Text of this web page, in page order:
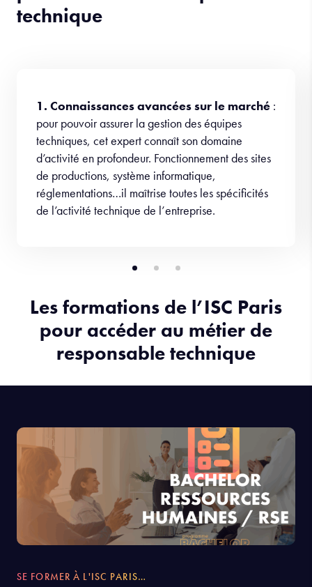
technique
1. Connaissances avancées sur le marché :
pour pouvoir assurer la gestion des équipes
techniques, cet expert connaît son domaine
d’activité en profondeur. Fonctionnement des sites
de productions, système informatique,
réglementations…il maîtrise toutes les spécificités
de l’activité technique de l’entreprise.
Les formations de l’ISC Paris
pour accéder au métier de
responsable technique
SE FORMER À L'ISC PARIS…